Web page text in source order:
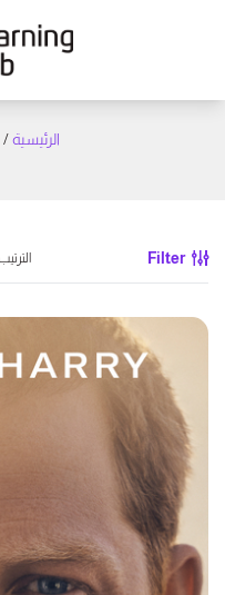
الرئيسية/
Filter